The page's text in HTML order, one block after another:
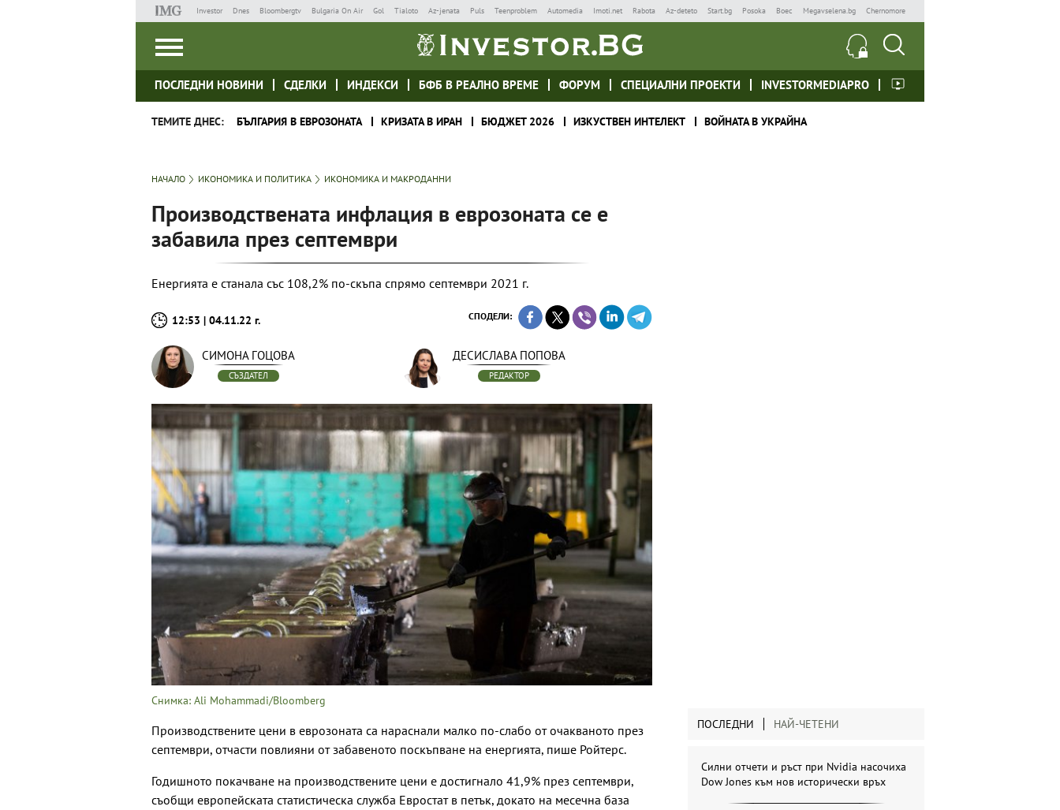
Investor Dnes Bloombergtv Bulgaria On Air Gol Tialoto Az-jenata Puls Teenproblem Automedia Imoti.net Rabota Az-deteto Start.bg Posoka Boec Megavselena.bg Chernomore
ПОСЛЕДНИ НОВИНИ СДЕЛКИ ИНДЕКСИ БФБ В РЕАЛНО ВРЕМЕ ФОРУМ СПЕЦИАЛНИ ПРОЕКТИ INVESTORMEDIAPRO
ТЕМИТЕ ДНЕС: БЪЛГАРИЯ В ЕВРОЗОНАТА КРИЗАТА В ИРАН БЮДЖЕТ 2026 ИЗКУСТВЕН ИНТЕЛЕКТ ВОЙНАТА В УКРАЙНА
НАЧАЛО ИКОНОМИКА И ПОЛИТИКА ИКОНОМИКА И МАКРОДАННИ
Производствената инфлация в еврозоната се е
забавила през септември
Енергията е станала със 108,2% по-скъпа спрямо септември 2021 г.
12:53 | 04.11.22 г. СПОДЕЛИ:
СИМОНА ГОЦОВА
СЪЗДАТЕЛ
ДЕСИСЛАВА ПОПОВА
РЕДАКТОР
Снимка: Ali Mohammadi/Bloomberg
Производствените цени в еврозоната са нараснали малко по-слабо от очакваното през
септември, отчасти повлияни от забавеното поскъпване на енергията, пише Ройтерс.
Годишното покачване на производствените цени е достигнало 41,9% през септември,
съобщи европейската статистическа служба Евростат в петък, докато на месечна база
ПОСЛЕДНИ НАЙ-ЧЕТЕНИ
Силни отчети и ръст при Nvidia насочиха
Dow Jones към нов исторически връх